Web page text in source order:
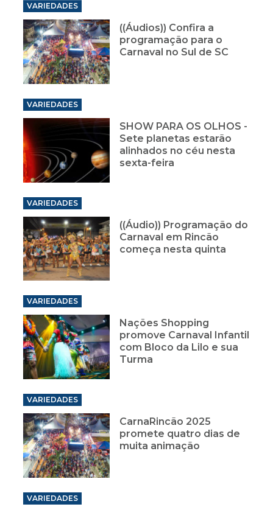
VARIEDADES
((Áudios)) Confira a
programação para o
Carnaval no Sul de SC
VARIEDADES
SHOW PARA OS OLHOS -
Sete planetas estarão
alinhados no céu nesta
sexta-feira
VARIEDADES
((Áudio)) Programação do
Carnaval em Rincão
começa nesta quinta
VARIEDADES
Nações Shopping
promove Carnaval Infantil
com Bloco da Lilo e sua
Turma
VARIEDADES
CarnaRincão 2025
promete quatro dias de
muita animação
VARIEDADES